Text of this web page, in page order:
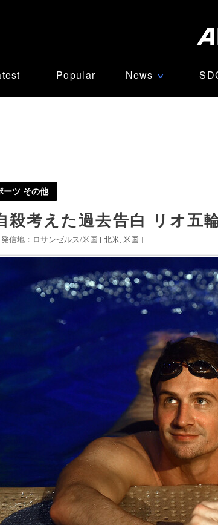
Popular News ∨
ーツ その他
殺考えた過去告白 リオ五
発信地：ロサンゼルス/米国 [ 北米 米国 ]